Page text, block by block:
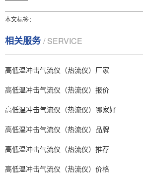
本文标签：
相关服务/ SERVICE
高低温冲击气流仪（热流仪）厂家
高低温冲击气流仪（热流仪）报价
高低温冲击气流仪（热流仪）哪家好
高低温冲击气流仪（热流仪）品牌
高低温冲击气流仪（热流仪）推荐
高低温冲击气流仪（热流仪）价格